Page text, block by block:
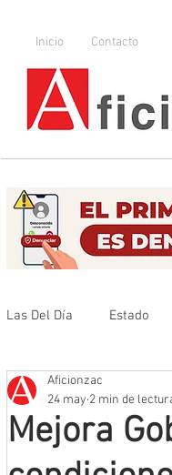
Inicio Contacto
Las Del Día Estado
Que no se olvide
Mineros LNBP
Mejora
Aficionzac
24 may 2 min de